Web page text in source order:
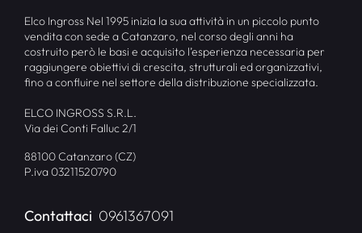
Elco Ingross Nel 1995 inizia la sua attività in un piccolo punto
vendita con sede a Catanzaro, nel corso degli anni ha
costruito però le basi e acquisito l’esperienza necessaria per
raggiungere obiettivi di crescita, strutturali ed organizzativi,
fino a confluire nel settore della distribuzione specializzata.
ELCO INGROSS S.R.L.
Via dei Conti Falluc 2/1
88100 Catanzaro (CZ)
P.iva 03211520790
Contattaci 0961367091